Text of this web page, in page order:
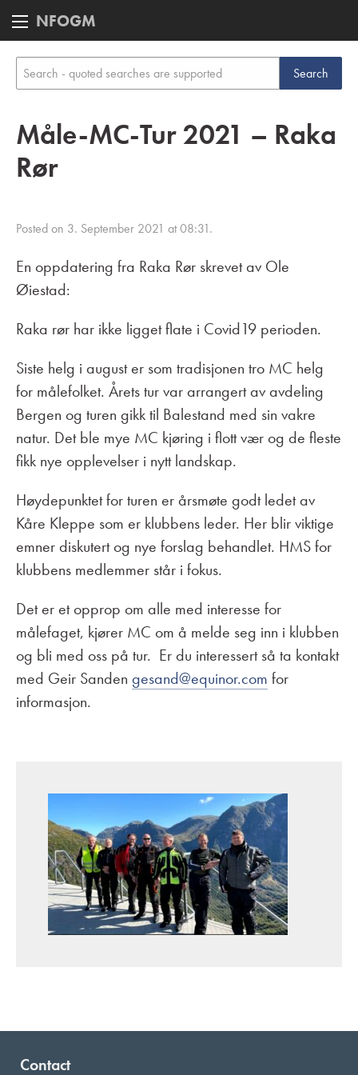
NFOGM
Måle-MC-Tur 2021 – Raka
Rør
Posted on 3. September 2021 at 08:31.
En oppdatering fra Raka Rør skrevet av Ole
Øiestad:
Raka rør har ikke ligget flate i Covid19 perioden.
Siste helg i august er som tradisjonen tro MC helg
for målefolket. Årets tur var arrangert av avdeling
Bergen og turen gikk til Balestand med sin vakre
natur. Det ble mye MC kjøring i flott vær og de fleste
fikk nye opplevelser i nytt landskap.
Høydepunktet for turen er årsmøte godt ledet av
Kåre Kleppe som er klubbens leder. Her blir viktige
emner diskutert og nye forslag behandlet. HMS for
klubbens medlemmer står i fokus.
Det er et opprop om alle med interesse for
målefaget, kjører MC om å melde seg inn i klubben
og bli med oss på tur. Er du interessert så ta kontakt
med Geir Sanden gesand@equinor.com for
informasjon.
Contact